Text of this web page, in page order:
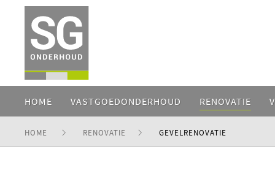
HOME VASTGOEDONDERHOUD RENOVATIE
HOME RENOVATIE GEVELRENOVATIE